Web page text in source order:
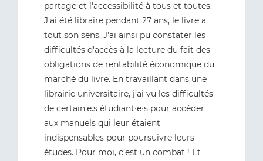
partage et l'accessibilité à tous et toutes.
J'ai été libraire pendant 27 ans, le livre a
tout son sens. J'ai ainsi pu constater les
difficultés d'accès à la lecture du fait des
obligations de rentabilité économique du
marché du livre. En travaillant dans une
librairie universitaire, j’ai vu les difficultés
de certain.e.s étudiant·e·s pour accéder
aux manuels qui leur étaient
indispensables pour poursuivre leurs
études. Pour moi, c’est un combat ! Et